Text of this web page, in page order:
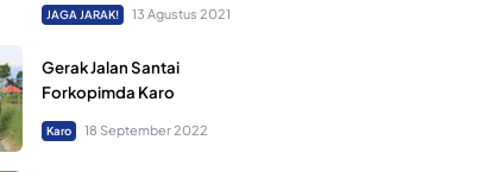
JAGA JARAK! 13 Agustus 2021
Gerak Jalan Santai
Forkopimda Karo
Karo 18 September 2022